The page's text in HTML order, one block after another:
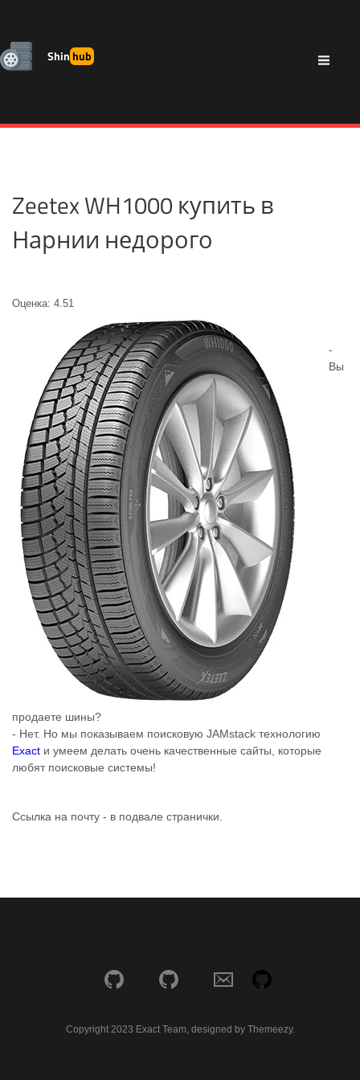
Shinhub
Zeetex WH1000 купить в
Нарнии недорого
Оценка: 4.51
-
Вы
продаете шины?
- Нет. Но мы показываем поисковую JAMstack технологию
Exact и умеем делать очень качественные сайты, которые
любят поисковые системы!
Ссылка на почту - в подвале странички.
Copyright 2023 Exact Team, designed by Themeezy.